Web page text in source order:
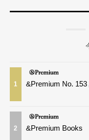
1 &Premium No.
2 &Premium Books